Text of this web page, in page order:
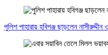
পুলিশ পাহারায় হবিগঞ্জ ছাড়লেন নাসীরুদ্দীন